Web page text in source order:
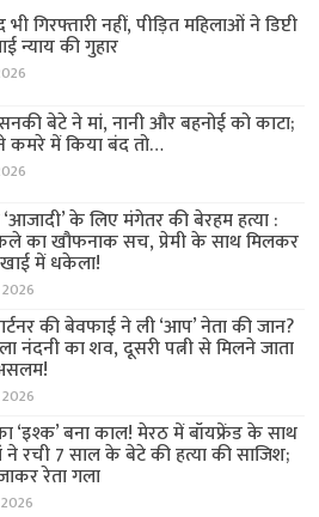
गिरफ्तारी नहीं, पीड़ित महिलाओं ने डिप्टी
न्याय की गुहार
बेटे ने मां, नानी और बहनोई को काटा;
कमरे में किया बंद तो…
के लिए मंगेतर की बेरहम हत्या :
का खौफनाक सच, प्रेमी के साथ मिलकर
में धकेला!
की बेवफाई ने ली ‘आप’ नेता की जान?
नंदनी का शव, दूसरी पत्नी से मिलने जाता
का ‘इश्क’ बना काल! मेरठ में बॉयफ्रेंड के साथ
ने रची 7 साल के बेटे की हत्या की साजिश;
रेता गला